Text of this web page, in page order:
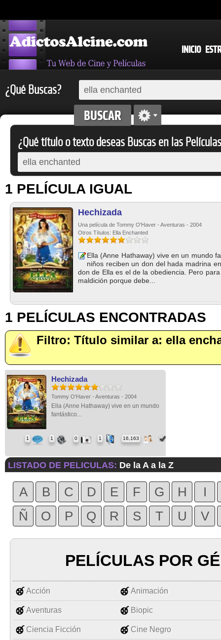
INICIO
¿Qué Buscas?
¿Qué título o texto deseas Buscas en las
1 PELÍCULA IGUAL
Hechizada
Una película de Tommy O'Haver - Aventuras - 2004
Otros Títulos: Ella Enchanted
Ella (Anne Hathaway) vive en un mundo
niños reciben un don del hada madrina
don de Ella es el de la obediencia. Pero
maldición porque debe...
1 PELÍCULAS ENCONTRADAS
Filtro: Título similar a: ella
Hechizada
Tommy O'Haver - Aventuras - 2004
Ella (Anne Hathaway) vive en un mundo
fantástico...
1 1 0 1 16,163
LISTADO DE PELICULAS: De la A a la Z
A B C D E F G H
I
Ñ
O P Q R S T U V
PELÍCULAS POR
Acción Animación
Aventuras Biopic
Ciencia Ficción Cine Negro